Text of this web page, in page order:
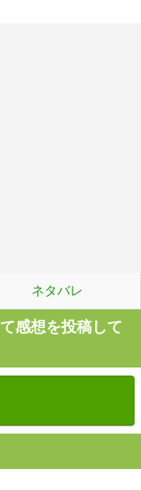
ネタバレ
感想を投稿して